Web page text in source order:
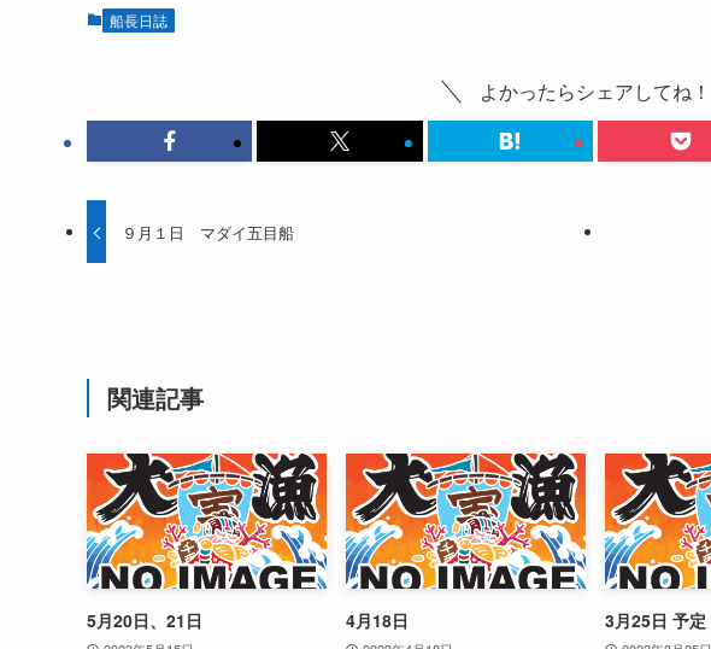
船長日誌
よかったらシェアしてね！
９月１日 マダイ五目船
関連記事
5月20日、21日 4月18日 3月25日 予定